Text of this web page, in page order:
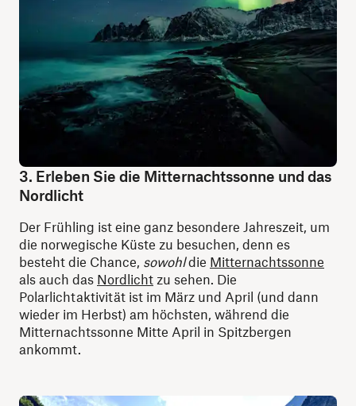
3. Erleben Sie die Mitternachtssonne und das
Nordlicht
Der Frühling ist eine ganz besondere Jahreszeit, um
die norwegische Küste zu besuchen, denn es
besteht die Chance, sowohldie Mitternachtssonne
als auch das Nordlicht zu sehen. Die
Polarlichtaktivität ist im März und April (und dann
wieder im Herbst) am höchsten, während die
Mitternachtssonne Mitte April in Spitzbergen
ankommt.